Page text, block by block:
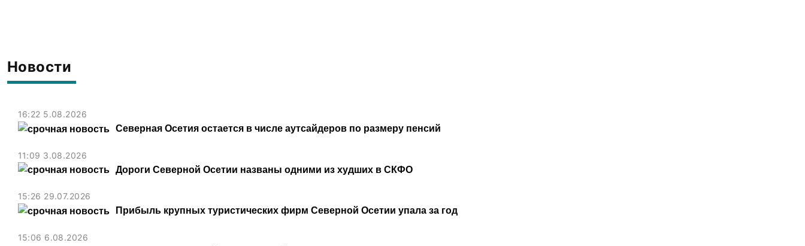
Новости
16:22 5.08.2026
Северная Осетия остается в числе аутсайдеров по размеру пенсий
11:09 3.08.2026
Дороги Северной Осетии названы одними из худших в СКФО
15:26 29.07.2026
Прибыль крупных туристических фирм Северной Осетии упала за год
15:06 6.08.2026